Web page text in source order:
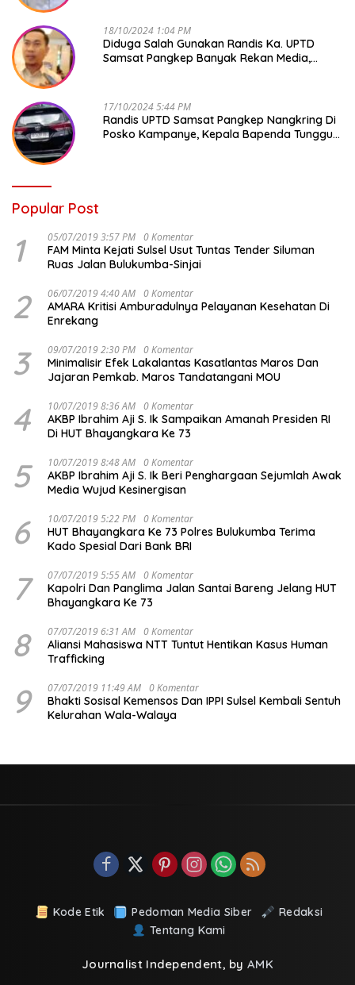
18/10/2024 1:04 PM
Diduga Salah Gunakan Randis Ka. UPTD
Samsat Pangkep Banyak Rekan Media,
17/10/2024 5:44 PM
Randis UPTD Samsat Pangkep Nangkring Di
Posko Kampanye, Kepala Bapenda Tunggu
Popular Post
1 05/07/2019 3:57 PM 0 Komentar
FAM Minta Kejati Sulsel Usut Tuntas Tender Siluman
Ruas Jalan Bulukumba-Sinjai
2 06/07/2019 4:40 AM 0 Komentar
AMARA Kritisi Amburadulnya Pelayanan Kesehatan Di
Enrekang
3 09/07/2019 2:30 PM 0 Komentar
Minimalisir Efek Lakalantas Kasatlantas Maros Dan
Jajaran Pemkab. Maros Tandatangani MOU
4 10/07/2019 8:36 AM 0 Komentar
AKBP Ibrahim Aji S. Ik Sampaikan Amanah Presiden RI
Di HUT Bhayangkara Ke 73
5 10/07/2019 8:48 AM 0 Komentar
AKBP Ibrahim Aji S. Ik Beri Penghargaan Sejumlah Awak
Media Wujud Kesinergisan
6 10/07/2019 5:22 PM 0 Komentar
HUT Bhayangkara Ke 73 Polres Bulukumba Terima
Kado Spesial Dari Bank BRI
7 07/07/2019 5:55 AM 0 Komentar
Kapolri Dan Panglima Jalan Santai Bareng Jelang HUT
Bhayangkara Ke 73
8 07/07/2019 6:31 AM 0 Komentar
Aliansi Mahasiswa NTT Tuntut Hentikan Kasus Human
Trafficking
9 07/07/2019 11:49 AM 0 Komentar
Bhakti Sosisal Kemensos Dan IPPI Sulsel Kembali Sentuh
Kelurahan Wala-Walaya
Kode Etik Pedoman Media Siber
Redaksi
Tentang Kami
Journalist Independent, byAMK